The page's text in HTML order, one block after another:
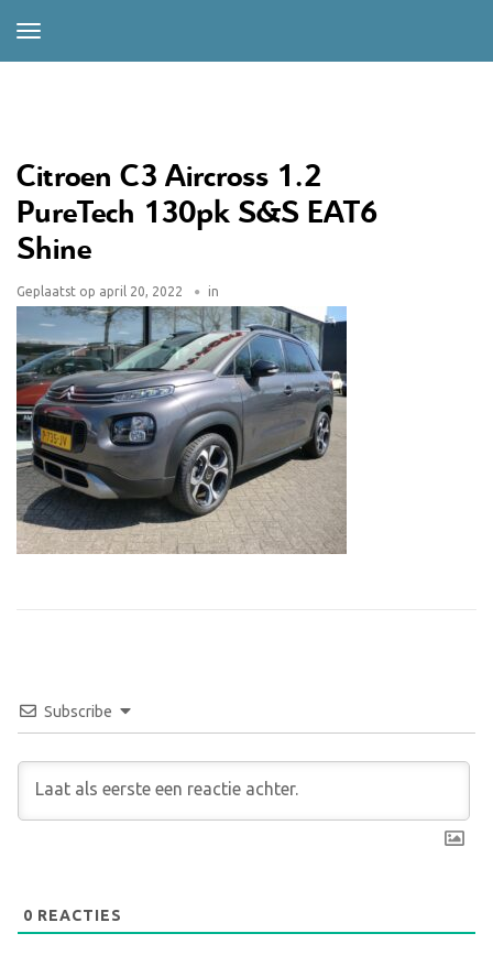
Citroen C3 Aircross 1.2
PureTech 130pk S&S EAT6
Shine
Geplaatst op april 20, 2022 in
Subscribe
0 REACTIES